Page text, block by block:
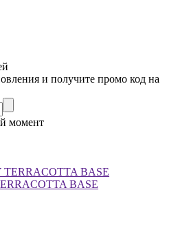
и получите промо код на
момент
BASE